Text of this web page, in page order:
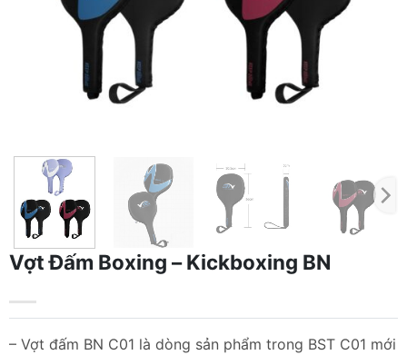
Vợt Đấm Boxing – Kickboxing BN
– Vợt đấm BN C01 là dòng sản phẩm trong BST C01 mới